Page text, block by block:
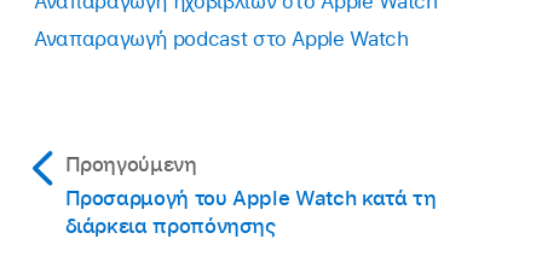
Αναπαραγωγή podcast στο Apple Watch
Προηγούμενη
Προσαρμογή του Apple Watch κατά τη
διάρκεια προπόνησης